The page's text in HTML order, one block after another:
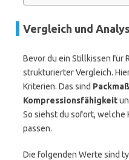
Vergleich und
Bevor du ein Stillkissen für
strukturierter Vergleich.
Kriterien. Das sind Packmaß
Kompressionsfähigkeit
So siehst du sofort, welche
passen.
Die folgenden Werte sind